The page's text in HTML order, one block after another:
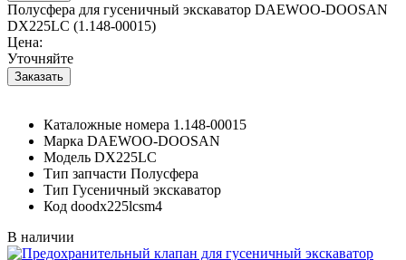
Полусфера для гусеничный экскаватор DAEWOO-DOOSAN
DX225LC (1.148-00015)
Цена:
Уточняйте
Каталожные номера 1.148-00015
Марка DAEWOO-DOOSAN
Модель DX225LC
Тип запчасти Полусфера
Тип Гусеничный экскаватор
Код doodx225lcsm4
В наличии